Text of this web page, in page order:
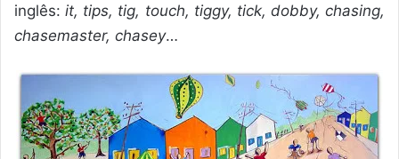
inglês:it, tips, tig, touch, tiggy, tick, dobby, chasing,
chasemaster, chasey…